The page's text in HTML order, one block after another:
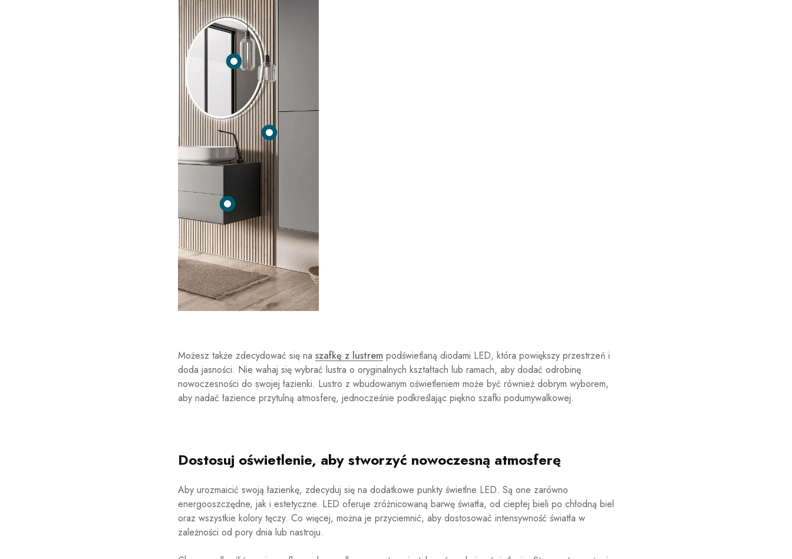
Możesz także zdecydować się na szafkę z lustrem podświetlaną diodami LED, która powiększy przestrzeń i
doda jasności. Nie wahaj się wybrać lustra o oryginalnych kształtach lub ramach, aby dodać odrobinę
nowoczesności do swojej łazienki. Lustro z wbudowanym oświetleniem może być również dobrym wyborem,
aby nadać łazience przytulną atmosferę, jednocześnie podkreślając piękno szafki podumywalkowej.
Dostosuj oświetlenie, aby stworzyć nowoczesną atmosferę
Aby urozmaicić swoją łazienkę, zdecyduj się na dodatkowe punkty świetlne LED. Są one zarówno
energooszczędne, jak i estetyczne. LED oferuje zróżnicowaną barwę światła, od ciepłej bieli po chłodną biel
oraz wszystkie kolory tęczy. Co więcej, można je przyciemnić, aby dostosować intensywność światła w
zależności od pory dnia lub nastroju.